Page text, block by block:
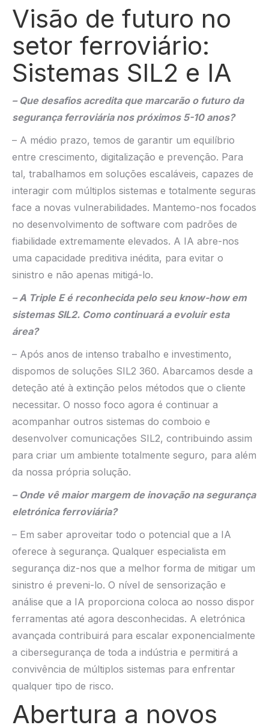
Visão de futuro no
setor ferroviário:
Sistemas SIL2 e IA
– Que desafios acredita que marcarão o futuro da
segurança ferroviária nos próximos 5-10 anos?
– A médio prazo, temos de garantir um equilíbrio
entre crescimento, digitalização e prevenção. Para
tal, trabalhamos em soluções escaláveis, capazes de
interagir com múltiplos sistemas e totalmente seguras
face a novas vulnerabilidades. Mantemo-nos focados
no desenvolvimento de software com padrões de
fiabilidade extremamente elevados. A IA abre-nos
uma capacidade preditiva inédita, para evitar o
sinistro e não apenas mitigá-lo.
– A Triple E é reconhecida pelo seu know-how em
sistemas SIL2. Como continuará a evoluir esta
área?
– Após anos de intenso trabalho e investimento,
dispomos de soluções SIL2 360. Abarcamos desde a
deteção até à extinção pelos métodos que o cliente
necessitar. O nosso foco agora é continuar a
acompanhar outros sistemas do comboio e
desenvolver comunicações SIL2, contribuindo assim
para criar um ambiente totalmente seguro, para além
da nossa própria solução.
– Onde vê maior margem de inovação na segurança
eletrónica ferroviária?
– Em saber aproveitar todo o potencial que a IA
oferece à segurança. Qualquer especialista em
segurança diz-nos que a melhor forma de mitigar um
sinistro é preveni-lo. O nível de sensorização e
análise que a IA proporciona coloca ao nosso dispor
ferramentas até agora desconhecidas. A eletrónica
avançada contribuirá para escalar exponencialmente
a cibersegurança de toda a indústria e permitirá a
convivência de múltiplos sistemas para enfrentar
qualquer tipo de risco.
Abertura a novos